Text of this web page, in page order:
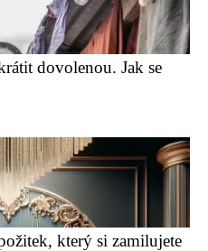
dovolenou. Jak se
který si zamilujete